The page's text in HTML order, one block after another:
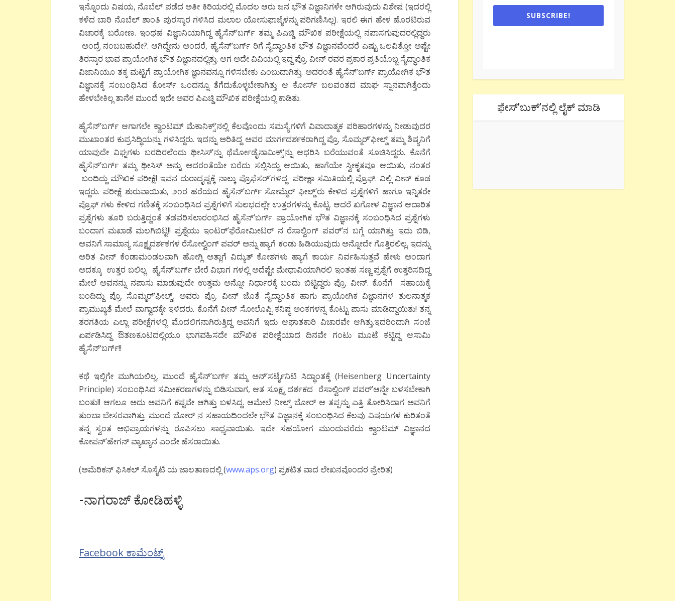
ಇನ್ನೊಂದು ವಿಷಯ, ನೊಬೆಲ್ ಪಡೆದ ಅತೀ ಕಿರಿಯರಲ್ಲಿ ಮೊದಲ ಆರು ಜನ ಭೌತ ವಿಜ್ಞಾನಿಗಳೇ ಆಗಿರುವುದು ವಿಶೇಷ (ಇದರಲ್ಲಿ
ಕಳೆದ ಬಾರಿ ನೊಬೆಲ್ ಶಾಂತಿ ಪುರಸ್ಕಾರ ಗಳಿಸಿದ ಮಲಾಲ ಯೋಸುಫಾಜೈಳನ್ನು ಪರಿಗಣಿಸಿಲ್ಲ). ಇರಲಿ ಈಗ ಹೇಳ ಹೊರಟಿರುವ
ವಿಚಾರಕ್ಕೆ ಬರೋಣ. ಇಂಥಹ ವಿಜ್ಞಾನಿಯಾಗಿದ್ದ ಹೈಸೆನ್’ಬರ್ಗ್ ತಮ್ಮ ಪಿಎಚ್ಡಿ ಮೌಖಿಕ ಪರೀಕ್ಷೆಯಲ್ಲಿ ನಪಾಸಗುವುದರಲ್ಲಿದ್ದರು
ಅಂದ್ರೆ ನಂಬಬಹುದೇ?. ಆಗಿದ್ದೇನು ಅಂದರೆ, ಹೈಸೆನ್’ಬರ್ಗ್ ರಿಗೆ ಸೈದ್ಧಾಂತಿಕ ಭೌತ ವಿಜ್ಞಾನವೆಂದರೆ ಎಷ್ಟು ಒಲವಿತ್ತೋ ಅಷ್ಟೇ
ತಿರಸ್ಕಾರ ಭಾವ ಪ್ರಾಯೋಗಿಕ ಭೌತ ವಿಜ್ಞಾನದಲ್ಲಿತ್ತು. ಆಗ ಅದೇ ವಿವಿಯಲ್ಲಿ ಇದ್ದ ಪ್ರೊ. ವೀನ್ ರವರ ಪ್ರಕಾರ ಪ್ರತಿಯೊಬ್ಬ ಸೈದ್ಧಾಂತಿಕ
ವಿಜಾನಿಯೂ ತಕ್ಕ ಮಟ್ಟಿಗೆ ಪ್ರಾಯೋಗಿಕ ಜ್ಞಾನವನ್ನೂ ಗಳಿಸಬೇಕು ಎಂಬುದಾಗಿತ್ತು. ಅದರಂತೆ ಹೈಸೆನ್’ಬರ್ಗ್ ಪ್ರಾಯೋಗಿಕ ಭೌತ
ವಿಜ್ಞಾನಕ್ಕೆ ಸಂಬಂಧಿಸಿದ ಕೋರ್ಸ್ ಒಂದನ್ನೂ ತೆಗೆದುಕೊಳ್ಳಬೇಕಾಗಿತ್ತು ಆ ಕೋರ್ಸ್ ಬಲವಂತದ ಮಾಘ ಸ್ನಾನವಾಗಿತ್ತೆಂದು
ಹೇಳಬೇಕಿಲ್ಲ ತಾನೇ! ಮುಂದೆ ಇದೇ ಅವರ ಪಿಎಚ್ಡಿ ಮೌಖಿಕ ಪರೀಕ್ಷೆಯಲ್ಲಿ ಕಾಡಿತು.
ಹೈಸೆನ್’ಬರ್ಗ್ ಆಗಾಗಲೇ ಕ್ವಾಂಟಮ್ ಮೆಕಾನಿಕ್ಸ್’ನಲ್ಲಿ ಕೆಲವೊಂದು ಸಮಸ್ಯೆಗಳಿಗೆ ವಿವಾದಾತ್ಮಕ ಪರಿಹಾರಗಳನ್ನು ನೀಡುವುದರ
ಮುಖಾಂತರ ಕುಪ್ರಸಿದ್ಧಿಯನ್ನು ಗಳಿಸಿದ್ದರು. ಇದನ್ನು ಅರಿತಿದ್ದ ಅವರ ಮಾರ್ಗದರ್ಶಕರಾಗಿದ್ದ ಪ್ರೊ. ಸೊಮ್ಮರ್’ಫೀಲ್ಡ್ ತಮ್ಮ ಶಿಷ್ಯನಿಗೆ
ಯಾವುದೇ ವಿಘ್ನಗಳು ಬರದಿರಲೆಂದು ಥೀಸಿಸ್’ನ್ನು ಥೆರ್ಮೋಡೈನಾಮಿಕ್ಸ್‘ನ್ನು ಆಧರಿಸಿ ಬರೆಯುವಂತೆ ಸೂಚಿಸಿದ್ದರು. ಕೊನೆಗೆ
ಹೈಸೆನ್’ಬರ್ಗ್ ತಮ್ಮ ಥೀಸಿಸ್ ಅನ್ನು ಅದರಂತೆಯೇ ಬರೆದು ಸಲ್ಲಿಸಿದ್ದು ಆಯಿತು, ಹಾಗೆಯೇ ಸ್ವೀಕೃತವೂ ಆಯಿತು, ನಂತರ
ಬಂದಿದ್ದು ಮೌಖಿಕ ಪರೀಕ್ಷೆ! ಇವನ ದುರಾದೃಷ್ಟಕ್ಕೆ ನಾಲ್ಕು ಪ್ರೊಫೆಸರ್’ಗಳಿದ್ದ ಪರೀಕ್ಷಾ ಸಮಿತಿಯಲ್ಲಿ ಪ್ರೊಫ್. ವಿಲ್ಲಿ ವೀನ್ ಕೂಡ
ಇದ್ದರು. ಪರೀಕ್ಷೆ ಶುರುವಾಯಿತು, ೨೧ರ ಹರೆಯದ ಹೈಸೆನ್’ಬರ್ಗ್ ಸೋಮ್ಮೆರ್ ಫೀಲ್ಡ್‘ರು ಕೇಳಿದ ಪ್ರಶ್ನೆಗಳಿಗೆ ಹಾಗೂ ಇನ್ನಿತರೇ
ಪ್ರೊಫ್ ಗಳು ಕೇಳಿದ ಗಣಿತಕ್ಕೆ ಸಂಬಂಧಿಸಿದ ಪ್ರಶ್ನೆಗಳಿಗೆ ಸುಲಭದಲ್ಲೇ ಉತ್ತರಗಳನ್ನು ಕೊಟ್ಟ. ಆದರೆ ಖಗೋಳ ವಿಜ್ಞಾನ ಆದಾರಿತ
ಪ್ರಶ್ನೆಗಳು ತೂರಿ ಬರುತ್ತಿದ್ದಂತೆ ತಡವರಿಸಲಾರಂಭಿಸಿದ ಹೈಸೆನ್’ಬರ್ಗ್ ಪ್ರಾಯೋಗಿಕ ಭೌತ ವಿಜ್ಞಾನಕ್ಕೆ ಸಂಬಂಧಿಸಿದ ಪ್ರಶ್ನೆಗಳು
ಬಂದಾಗ ಮಖಾಡೆ ಮಲಗಿಬಿಟ್ಟ!! ಪ್ರಶ್ನೆಯು ಇಂಟರ್’ಫೆರೋಮೀಟರ್ ನ ರೆಸಾಲ್ವಿಂಗ್ ಪವರ್’ನ ಬಗ್ಗೆ ಯಾಗಿತ್ತು. ಇದು ಬಿಡಿ,
ಅವನಿಗೆ ಸಾಮಾನ್ಯ ಸೂಕ್ಷ್ಮದರ್ಶಕಗಳ ರೆಸೋಲ್ವಿಂಗ್ ಪವರ್ ಅನ್ನು ಹ್ಯಾಗೆ ಕಂಡು ಹಿಡಿಯುವುದು ಅನ್ನೋದೇ ಗೊತ್ತಿರಲಿಲ್ಲ. ಇದನ್ನು
ಅರಿತ ವೀನ್ ಕೆಂಡಾಮಂಡಲವಾಗಿ ಹೋಗ್ಲಿ ಅತ್ಲಾಗೆ ವಿದ್ಯುತ್ ಕೋಶಗಳು ಹ್ಯಾಗೆ ಕಾರ್ಯ ನಿರ್ವಹಿಸುತ್ತವೆ ಹೇಳು ಅಂದಾಗ
ಅದಕ್ಕೂ ಉತ್ತರ ಬಲಿಲ್ಲ. ಹೈಸೆನ್’ಬರ್ಗ್ ಬೇರೆ ವಿಭಾಗ ಗಳಲ್ಲಿ ಅದೆಷ್ಟೇ ಮೇಧಾವಿಯಾಗಿರಲಿ ಇಂತಹ ಸಣ್ಣ ಪ್ರಶ್ನೆಗೆ ಉತ್ತರಿಸದಿದ್ದ
ಮೇಲೆ ಅವನನ್ನು ನಪಾಸು ಮಾಡುವುದೇ ಉತ್ತಮ ಅನ್ನೋ ನಿರ್ಧಾರಕ್ಕೆ ಬಂದು ಬಿಟ್ಟಿದ್ದರು ಪ್ರೊ. ವೀನ್. ಕೊನೆಗೆ ಸಹಾಯಕ್ಕೆ
ಬಂದಿದ್ದು ಪ್ರೊ. ಸೊಮ್ಮರ್’ಫೀಲ್ಡ್, ಅವರು ಪ್ರೊ. ವೀನ್ ಜೊತೆ ಸೈದ್ಧಾಂತಿಕ ಹಾಗು ಪ್ರಾಯೋಗಿಕ ವಿಜ್ಞಾನಗಳ ತುಲನಾತ್ಮಕ
ಪ್ರಾಮುಖ್ಯತೆ ಮೇಲೆ ವಾಗ್ವಾದಕ್ಕೇ ಇಳಿದರು. ಕೊನೆಗೆ ವೀನ್ ಸೋಲೊಪ್ಪಿ ಕನಿಷ್ಠ ಅಂಕಗಳನ್ನ ಕೊಟ್ಟು ಪಾಸು ಮಾಡಿದ್ದಾಯಿತು! ತನ್ನ
ತರಗತಿಯ ಎಲ್ಲಾ ಪರೀಕ್ಷೆಗಳಲ್ಲಿ ಮೊದಲಿಗನಾಗಿರುತ್ತಿದ್ದ ಅವನಿಗೆ ಇದು ಆಘಾತಕಾರಿ ವಿಚಾರವೇ ಆಗಿತ್ತು.ಇದರಿಂದಾಗಿ ಸಂಜೆ
ಏರ್ಪಡಿಸಿದ್ದ ಔತಣಕೂಟದಲ್ಲಿಯೂ ಭಾಗವಹಿಸದೇ ಮೌಖಿಕ ಪರೀಕ್ಷೆಯಾದ ದಿನವೇ ಗಂಟು ಮೂಟೆ ಕಟ್ಟಿದ್ದ ಆಸಾಮಿ
ಹೈಸೆನ್‘ಬರ್ಗ್!!
ಕಥೆ ಇಲ್ಲಿಗೇ ಮುಗಿಯಲಿಲ್ಲ, ಮುಂದೆ ಹೈಸೆನ್’ಬರ್ಗ್ ತಮ್ಮ ಅನ್’ಸರ್ಟೈನಿಟಿ ಸಿದ್ಧಾಂತಕ್ಕೆ (Heisenberg Uncertainty
Principle) ಸಂಬಂಧಿಸಿದ ಸಮೀಕರಣಗಳನ್ನು ಬಿಡಿಸುವಾಗ, ಆತ ಸೂಕ್ಷ್ಮ ದರ್ಶಕದ ರೆಸಾಲ್ವಿಂಗ್ ಪವರ್’ಆನ್ನೇ ಬಳಸಬೇಕಾಗಿ
ಬಂತು!! ಆಗಲೂ ಅದು ಅವನಿಗೆ ಕಷ್ಟವೇ ಆಗಿತ್ತು ಬಳಸಿದ್ದ. ಆಮೇಲೆ ನೀಲ್ಸ್ ಬೋರ್ ಆ ತಪ್ಪನ್ನು ಎತ್ತಿ ತೋರಿಸಿದಾಗ ಅವನಿಗೆ
ತುಂಬಾ ಬೇಸರವಾಗಿತ್ತು. ಮುಂದೆ ಬೋರ್ ನ ಸಹಾಯದಿಂದಲೇ ಭೌತ ವಿಜ್ಞಾನಕ್ಕೆ ಸಂಬಂಧಿಸಿದ ಕೆಲವು ವಿಷಯಗಳ ಕುರಿತಂತೆ
ತನ್ನ ಸ್ವಂತ ಅಭಿಪ್ರಾಯಗಳನ್ನು ರೂಪಿಸಲು ಸಾಧ್ಯವಾಯಿತು. ಇದೇ ಸಹಯೋಗ ಮುಂದುವರೆದು ಕ್ವಾಂಟಮ್ ವಿಜ್ಞಾನದ
ಕೋಪನ್’ಹೇಗನ್ ವ್ಯಾಖ್ಯಾನ ಎಂದೇ ಹೆಸರಾಯಿತು.
(ಅಮೆರಿಕನ್ ಫಿಸಿಕಲ್ ಸೊಸೈಟಿ ಯ ಜಾಲತಾಣದಲ್ಲಿ (www.aps.org) ಪ್ರಕಟಿತ ವಾದ ಲೇಖನವೊಂದರ ಪ್ರೇರಿತ)
-ನಾಗರಾಜ್ ಕೋಡಿಹಳ್ಳಿ
Facebook ಕಾಮೆಂಟ್ಸ್
SUBSCRIBE!
ಫೇಸ್’ಬುಕ್’ನಲ್ಲಿ ಲೈಕ್ ಮಾಡಿ